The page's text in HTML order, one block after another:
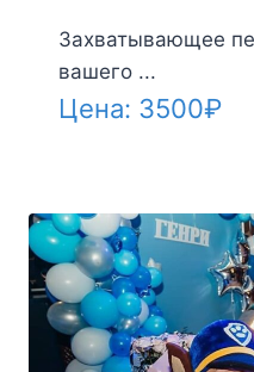
Захватывающее
вашего ...
Цена: 3500₽